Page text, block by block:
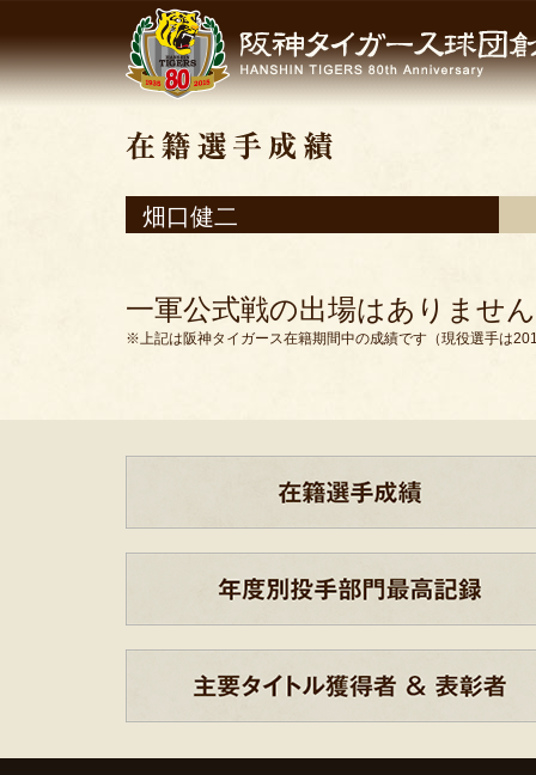
畑口健二
一軍公式戦の出場はありません
※上記は阪神タイガース在籍期間中の成績です（現役選手は